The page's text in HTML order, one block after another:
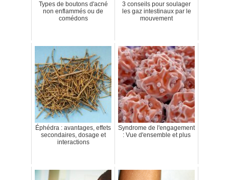
Types de boutons d'acné
non enflammés ou de
comédons
3 conseils pour soulager
les gaz intestinaux par le
mouvement
Éphédra : avantages, effets
secondaires, dosage et
interactions
Syndrome de l'engagement
: Vue d'ensemble et plus